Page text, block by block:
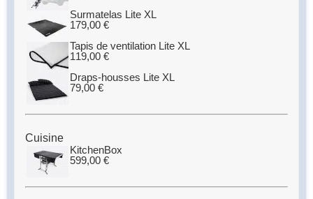
Surmatelas Lite XL
179,00 €
Tapis de ventilation Lite XL
119,00 €
Draps-housses Lite XL
79,00 €
Cuisine
KitchenBox
599,00 €